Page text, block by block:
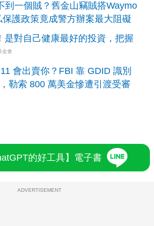
到一個賊？舊金山竊賊搭Waymo
護政策竟成警方辦案最大阻礙
是對自己健康最好的投資，把握
金會
會出賣你？FBI 靠 GDID 識別
勒索 800 萬美金慘遭引渡受審
的好工具】電子書
ADVERTISEMENT